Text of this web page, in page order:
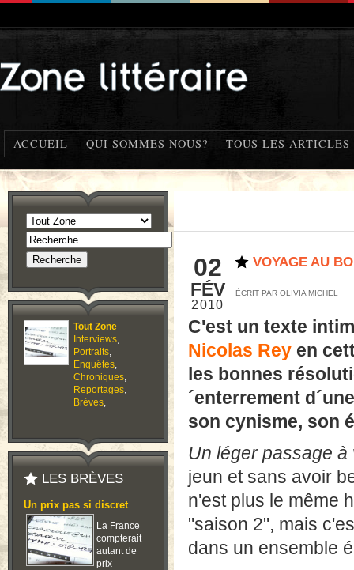
ACCUEIL QUI SOMMES NOUS? TOUS LES ARTICLES
Tout Zone
Interviews,
Portraits,
Enquêtes,
Chroniques,
Reportages,
Brèves,
LES BRÈVES
Un prix pas si discret
La France
compterait
autant de
prix
02
FÉV
2010
VOYAGE AU
ÉCRIT PAR OLIVIA MICHEL
C'est un texte
Nicolas Rey en
les bonnes
´enterrement
son cynisme, son
Un léger passage à
jeun et sans avoir
n'est plus le même
"saison 2", mais
dans un ensemble